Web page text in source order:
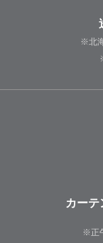
※北
カー
※正